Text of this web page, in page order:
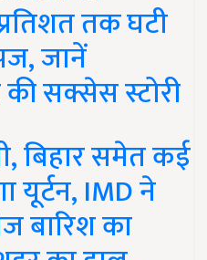
तक घटी
जानें
सक्सेस स्टोरी
बिहार समेत कई
यूर्टन, IMD ने
बारिश का